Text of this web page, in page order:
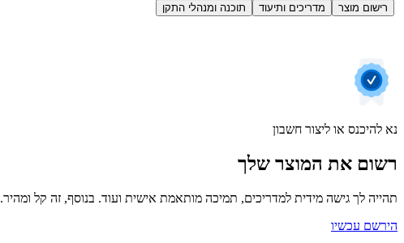
רישום מוצר מדריכים ותיעוד תוכנה ומנהלי התקן
נא להיכנס או ליצור חשבון
רשום את המוצר שלך
תהייה לך גישה מידית למדריכים, תמיכה מותאמת אישית ועוד. בנוסף, זה קל ומהיר.
הירשם עכשיו